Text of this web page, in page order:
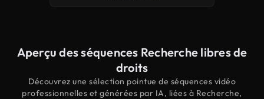
Aperçu des séquences Recherche libres de
droits
Découvrez une sélection pointue de séquences vidéo
professionnelles et générées par IA, liées à Recherche,